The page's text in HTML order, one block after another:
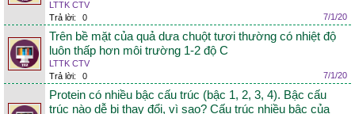
LTTK CTV
Trả lời:
0 7/1/20
Trên bề mặt của quả dưa chuột tươi thường có nhiệt độ
luôn thấp hơn môi trường 1-2 độ C
LTTK CTV
Trả lời:
0 7/1/20
Protein có nhiều bậc cấu trúc (bậc 1, 2, 3, 4). Bậc cấu
trúc nào dễ bị thay đổi, vì sao? Cấu trúc nhiều bậc của